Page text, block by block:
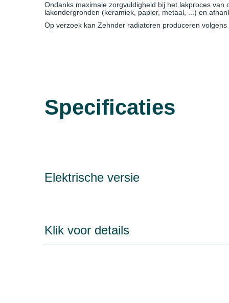
Ondanks maximale zorgvuldigheid bij het lakproces
lakondergronden (keramiek, papier, metaal, ...) en
Op verzoek kan Zehnder radiatoren produceren
Specificaties
Elektrische versie
Klik voor details